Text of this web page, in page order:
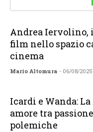
Andrea Iervolino,
film nello spazio
cinema
Mario Altomura - 06/08/2025
Icardi e Wanda:
amore tra
polemiche